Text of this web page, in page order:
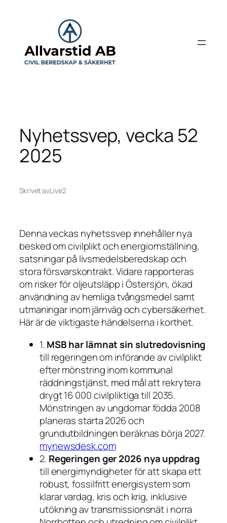
Nyhetssvep, vecka 52
2025
Skrivet avLive2
Denna veckas nyhetssvep innehåller nya
besked om civilplikt och energiomställning,
satsningar på livsmedelsberedskap och
stora försvarskontrakt. Vidare rapporteras
om risker för oljeutsläpp i Östersjön, ökad
användning av hemliga tvångsmedel samt
utmaningar inom järnväg och cybersäkerhet.
Här är de viktigaste händelserna i korthet.
1. MSB har lämnat sin slutredovisning
till regeringen om införande av civilplikt
efter mönstring inom kommunal
räddningstjänst, med mål att rekrytera
drygt 16 000 civilpliktiga till 2035.
Mönstringen av ungdomar födda 2008
planeras starta 2026 och
grundutbildningen beräknas börja 2027.
mynewsdesk.com
2. Regeringen ger 2026 nya uppdrag
till energimyndigheter för att skapa ett
robust, fossilfritt energisystem som
klarar vardag, kris och krig, inklusive
utökning av transmissionsnät i norra